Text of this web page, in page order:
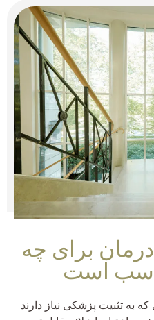
برای چه
است
به تثبیت پزشکی نیاز دارند